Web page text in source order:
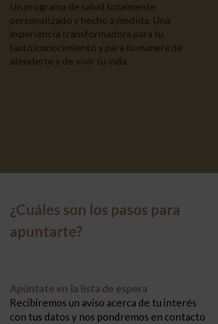
Un programa de salud totalmente
personalizado y hecho a medida. Una
experiencia transformadora para tu
(auto)conocimiento y para tu manera de
atenderte y de vivir tu vida.
¿Cuáles son los pasos para
apuntarte?
Apúntate en la lista de espera
Recibiremos un aviso acerca de tu interés
con tus datos y nos pondremos en contacto